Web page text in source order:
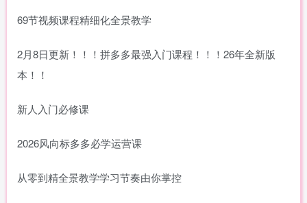
69节视频课程精细化全景教学
2月8日更新！！！拼多多最强入门课程！！！26年全新版
本！！
新人入门必修课
2026风向标多多必学运营课
从零到精全景教学学习节奏由你掌控